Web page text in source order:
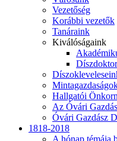
Vezetőség
Korábbi vezetők
Tanáraink
Kiválóságaink
Hallgatói
Az Óvári
Óvári Gazdász
1818-2018
A hónap témája